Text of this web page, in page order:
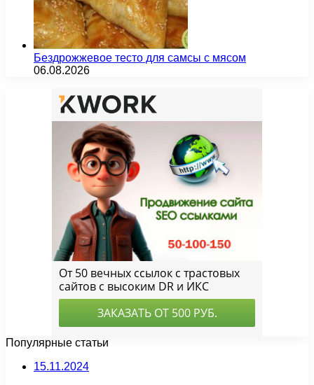
Бездрожжевое тесто для самсы с мясом
06.08.2026
Популярные статьи
15.11.2024